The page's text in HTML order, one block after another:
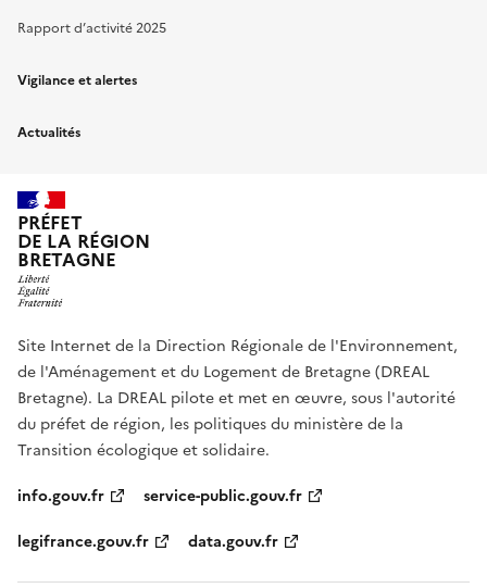
Rapport d’activité 2025
Vigilance et alertes
Actualités
PRÉFET
DE LA RÉGION
BRETAGNE
Site Internet de la Direction Régionale de l'Environnement,
de l'Aménagement et du Logement de Bretagne (DREAL
Bretagne). La DREAL pilote et met en œuvre, sous l'autorité
du préfet de région, les politiques du ministère de la
Transition écologique et solidaire.
info.gouv.fr
service-public.gouv.fr
legifrance.gouv.fr
data.gouv.fr